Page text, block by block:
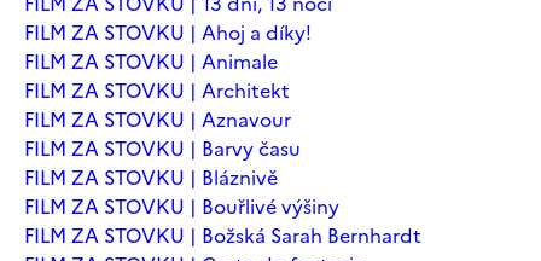
FILM ZA STOVKU | Ahoj a díky!
FILM ZA STOVKU | Animale
FILM ZA STOVKU | Architekt
FILM ZA STOVKU | Aznavour
FILM ZA STOVKU | Barvy času
FILM ZA STOVKU | Bláznivě
FILM ZA STOVKU | Bouřlivé výšiny
FILM ZA STOVKU | Božská Sarah Bernhardt